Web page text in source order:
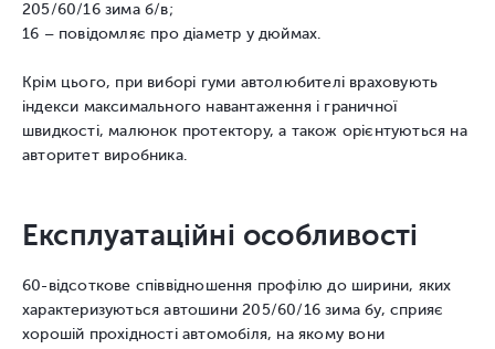
205/60/16 зима б/в;
16 – повідомляє про діаметр у дюймах.
Крім цього, при виборі гуми автолюбителі враховують
індекси максимального навантаження і граничної
швидкості, малюнок протектору, а також орієнтуються на
авторитет виробника.
Експлуатаційні особливості
60-відсоткове співвідношення профілю до ширини, яких
характеризуються автошини 205/60/16 зима бу, сприяє
хорошій прохідності автомобіля, на якому вони